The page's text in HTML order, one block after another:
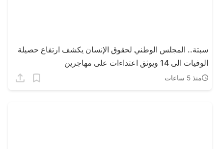
سبتة.. المجلس الوطني لحقوق الإنسان يكشف ارتفاع حصيلة
الوفيات الى 14 ويوثق اعتداءات على مهاجرين
منذ 5 ساعات